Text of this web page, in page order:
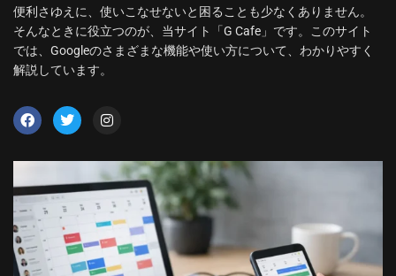
便利さゆえに、使いこなせないと困ることも少なくありません。
そんなときに役立つのが、当サイト「G Cafe」です。このサイト
では、Googleのさまざまな機能や使い方について、わかりやすく
解説しています。